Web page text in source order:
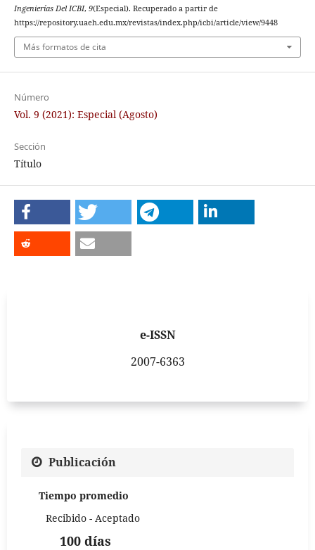
Ingenierías Del ICBI, 9(Especial). Recuperado a partir de
https://repository.uaeh.edu.mx/revistas/index.php/icbi/article/view/9448
Más formatos de cita
Número
Vol. 9 (2021): Especial (Agosto)
Sección
Título
e-ISSN
2007-6363
Publicación
Tiempo promedio
Recibido - Aceptado
100 días